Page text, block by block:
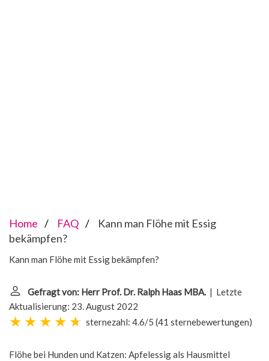
Home FAQ
Kann man Flöhe mit Essig
bekämpfen?
Kann man Flöhe mit Essig bekämpfen?
Gefragt von: Herr Prof. Dr. Ralph Haas MBA. | Letzte
Aktualisierung: 23. August 2022
sternezahl: 4.6/5 (41 sternebewertungen)
Flöhe bei Hunden und Katzen: Apfelessig als Hausmittel